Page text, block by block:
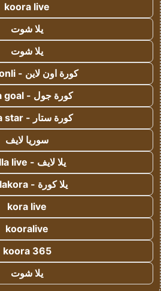
koora live
يلا شوت
يلا شوت
كورة اون لاين - kora onli
كورة جول - kora goal
كورة ستار - kora star
سوريا لايف
يلا لايف - yalla live
يلا كورة - yallakora
kora live
kooralive
koora 365
يلا شوت